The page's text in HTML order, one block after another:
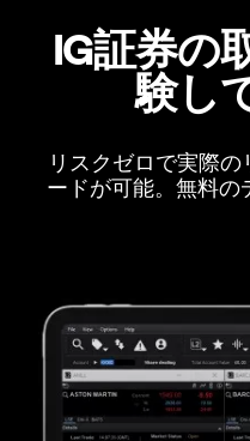
IG証券の
験し
リスクゼロで実際
ードが可能。無料の